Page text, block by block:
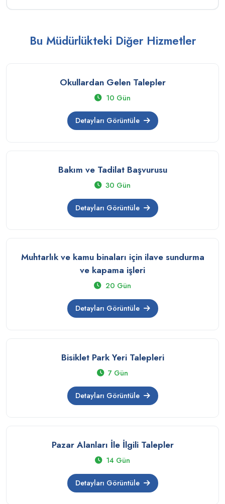
Bu Müdürlükteki Diğer Hizmetler
Okullardan Gelen Talepler
10 Gün
Detayları Görüntüle
Bakım ve Tadilat Başvurusu
30 Gün
Detayları Görüntüle
Muhtarlık ve kamu binaları için ilave sundurma
ve kapama işleri
20 Gün
Detayları Görüntüle
Bisiklet Park Yeri Talepleri
7 Gün
Detayları Görüntüle
Pazar Alanları İle İlgili Talepler
14 Gün
Detayları Görüntüle